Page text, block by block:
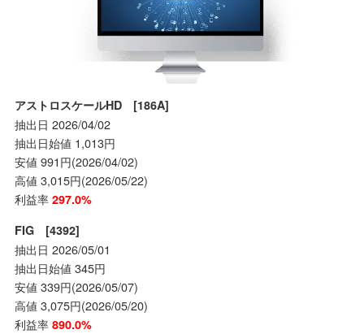
アストロスケールHD [186A]
抽出日 2026/04/02
抽出日始値 1,013円
安値 991円(2026/04/02)
高値 3,015円(2026/05/22)
利益率 297.0%
FIG [4392]
抽出日 2026/05/01
抽出日始値 345円
安値 339円(2026/05/07)
高値 3,075円(2026/05/20)
利益率 890.0%